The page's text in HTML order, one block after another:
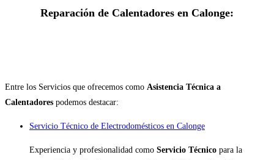
Reparación de Calentadores en Calonge:
Entre los Servicios que ofrecemos como Asistencia Técnica a
Calentadores podemos destacar:
Servicio Técnico de Electrodomésticos en Calonge
Experiencia y profesionalidad como Servicio Técnico para la